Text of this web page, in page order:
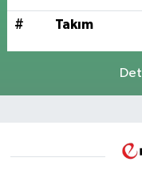
# Takım